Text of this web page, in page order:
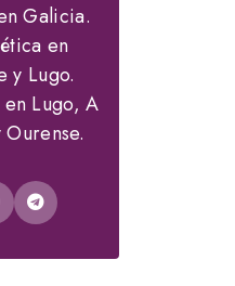
Galicia.
en
y Lugo.
Lugo, A